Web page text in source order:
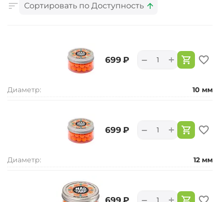
Сортировать по Доступность
‍699‍ ₽ +
−
Диаметр: 10 мм
‍699‍ ₽ +
−
Диаметр: 12 мм
‍699‍ ₽